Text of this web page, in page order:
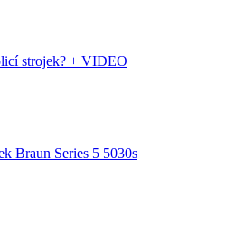
strojek? + VIDEO
Braun Series 5 5030s